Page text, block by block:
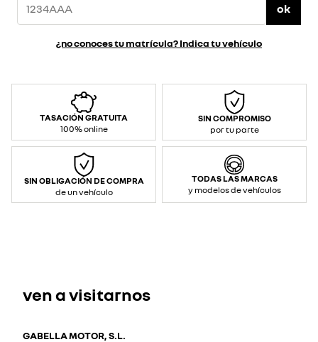
ok
¿no conoces tu matrícula? Indica tu vehículo
TASACIÓN GRATUITA
100% online
SIN COMPROMISO
por tu parte
SIN OBLIGACIÓN DE COMPRA
de un vehículo
TODAS LAS MARCAS
y modelos de vehículos
ven a visitarnos
GABELLA MOTOR, S.L.